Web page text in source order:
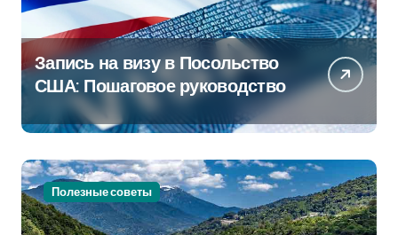
Запись на визу в Посольство
США: Пошаговое руководство
Полезные советы